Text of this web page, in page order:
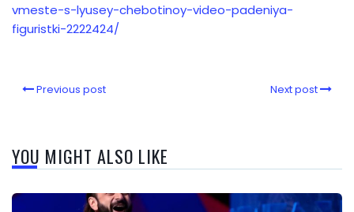
vmeste-s-lyusey-chebotinoy-video-padeniya-
figuristki-2222424/
Previous post Next post
YOU MIGHT ALSO LIKE